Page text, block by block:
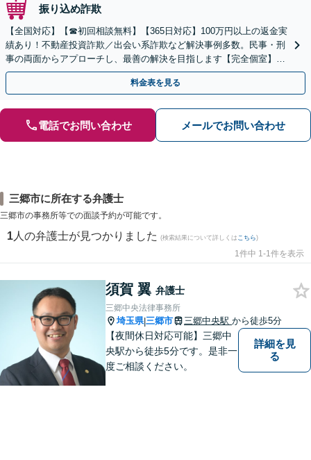
振り込め詐欺
【全国対応】【☎︎初回相談無料】【365日対応】100万円以上の返金実
績あり！不動産投資詐欺／出会い系詐欺など解決事例多数。民事・刑
事の両面からアプローチし、最善の解決を目指します【完全個室】
【代々木駅3分】
料金表を見る
電話でお問い合わせ メールでお問い合わせ
三郷市に所在する弁護士
三郷市の事務所等での面談予約が可能です。
1 人の弁護士が見つかりました (検索結果について詳しくは こちら)
1件中 1-1件を表示
須賀 翼 弁護士
三郷中央法律事務所
埼玉県|三郷市 三郷中央駅 から徒歩5分
【夜間休日対応可能】三郷中
央駅から徒歩5分です。是非一
度ご相談ください。
詳細を見
る